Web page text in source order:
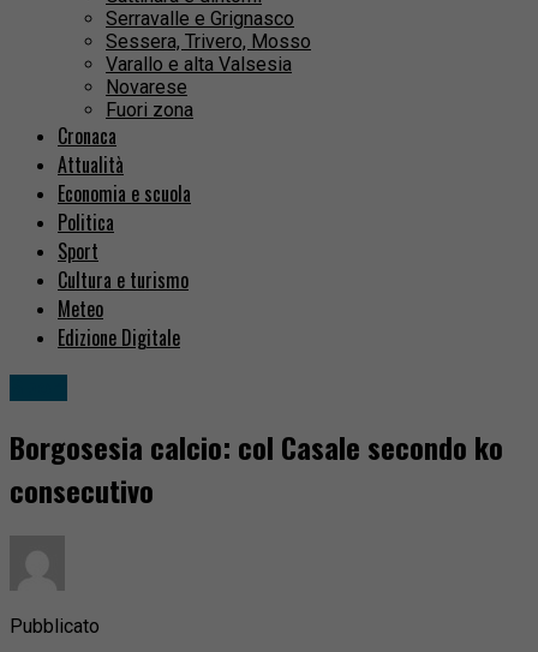
Serravalle e Grignasco
Sessera, Trivero, Mosso
Varallo e alta Valsesia
Novarese
Fuori zona
Cronaca
Attualità
Economia e scuola
Politica
Sport
Cultura e turismo
Meteo
Edizione Digitale
Borgosesia calcio: col Casale secondo ko
consecutivo
Pubblicato